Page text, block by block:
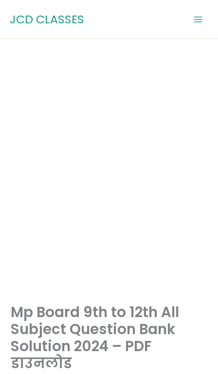
JCD CLASSES
Mp Board 9th to 12th All
Subject Question Bank
Solution 2024 – PDF
डाउनलोड